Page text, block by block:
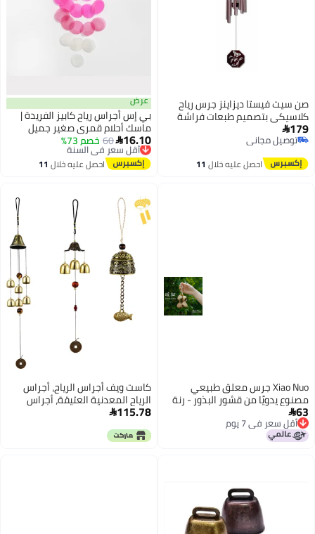
صن سيت فيستا ديزاينز جرس رياح
كلاسيكي بتصميم طبعات فراشة
باللون البرونزي 26 انش 90650
179
توصيل مجاني
توصيل مجاني
احصل عليه خلال 11
عرض
بي إس أجراس رياح كابيز الفريدة |
ماسك أحلام قمري صغير جميل
للخارج | شلالات يدوية الصنع بصوت
هادئ | أجراس رياح معلقة على
الشاطئ والساحل والمحيط | لحديقة
16.10
60 خصم 73%
أقل سعر في السنة
توصيل مجاني
أقل سعر في السنة
احصل عليه خلال 11
Xiao Nuo جرس معلق طبيعي
مصنوع يدويًا من قشور البذور - رنة
شفاء وسحر للحقائب
63
أقل سعر في 7 يوم
أقل سعر في 7 يوم
كاست ويف أجراس الرياح، أجراس
الرياح المعدنية العتيقة، أجراس
الحظ الصينية لفنغ شوي، زينة
معلقة للمنزل والديكور الخارجي
والداخلي والحديقة، 3 قطع
115.78